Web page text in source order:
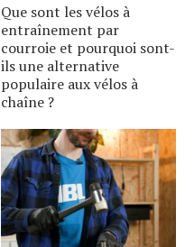
Que sont les vélos à
entraînement par
courroie et pourquoi sont-
ils une alternative
populaire aux vélos à
chaîne ?